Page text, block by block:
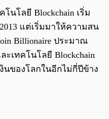
นโลยี Blockchain เริ่ม
แต่เริ่มมาให้ความสน
Billionaire ประมาณ
ะเทคโนโลยี Blockchain
นของโลกในอีกไม่กี่ปีข้าง